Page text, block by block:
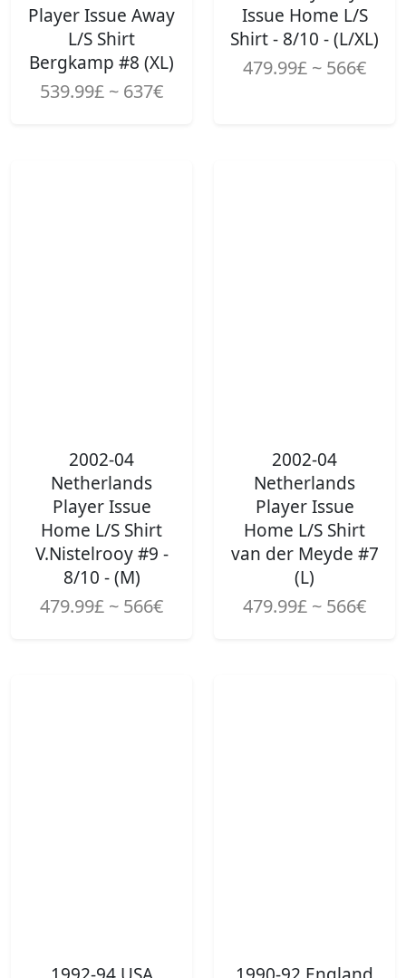
Player Issue Away
L/S Shirt
Bergkamp #8 (XL)
539.99£ ~ 637€
Issue Home L/S
Shirt - 8/10 - (L/XL)
479.99£ ~ 566€
2002-04
Netherlands
Player Issue
Home L/S Shirt
V.Nistelrooy #9 -
8/10 - (M)
479.99£ ~ 566€
2002-04
Netherlands
Player Issue
Home L/S Shirt
van der Meyde #7
(L)
479.99£ ~ 566€